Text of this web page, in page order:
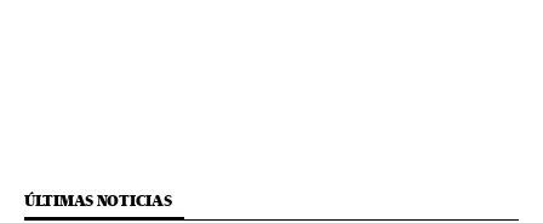
ÚLTIMAS NOTICIAS